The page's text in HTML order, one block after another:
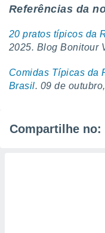
Referências da
20 pratos típicos da
2025. Blog Bonitour
Comidas Típicas da
Brasil. 09 de
Compartilhe no: